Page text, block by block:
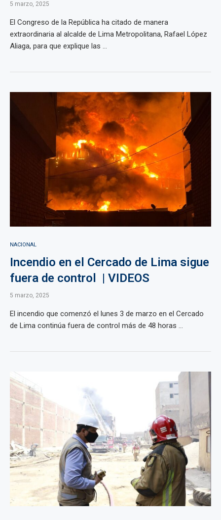
5 marzo, 2025
El Congreso de la República ha citado de manera
extraordinaria al alcalde de Lima Metropolitana, Rafael López
Aliaga, para que explique las ...
NACIONAL
Incendio en el Cercado de Lima sigue
fuera de control | VIDEOS
5 marzo, 2025
El incendio que comenzó el lunes 3 de marzo en el Cercado
de Lima continúa fuera de control más de 48 horas ...